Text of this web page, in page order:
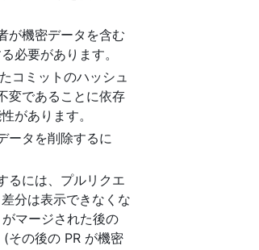
が機密データを含む
必要があります。
コミットのハッシュ
変であることに依存
があります。
ータを削除するに
るには、プルリクエ
分は表示できなくな
マージされた後の
その後の PR が機密